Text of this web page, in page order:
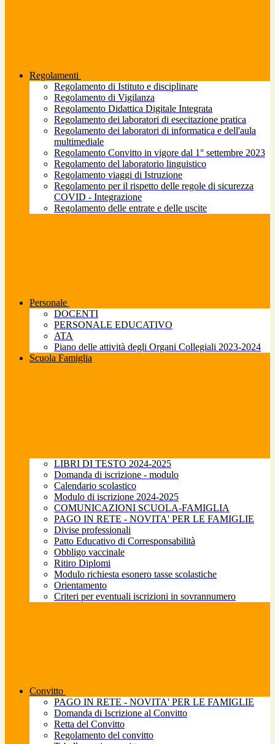
Regolamenti
Regolamento di Istituto e disciplinare
Regolamento di Vigilanza
Regolamento Didattica Digitale Integrata
Regolamento dei laboratori di esecitazione pratica
Regolamento dei laboratori di informatica e dell'aula
multimediale
Regolamento Convitto in vigore dal 1° settembre 2023
Regolamento del laboratorio linguistico
Regolamento viaggi di Istruzione
Regolamento per il rispetto delle regole di sicurezza
COVID - Integrazione
Regolamento delle entrate e delle uscite
Personale
DOCENTI
PERSONALE EDUCATIVO
ATA
Piano delle attività degli Organi Collegiali 2023-2024
Scuola Famiglia
LIBRI DI TESTO 2024-2025
Domanda di iscrizione - modulo
Calendario scolastico
Modulo di iscrizione 2024-2025
COMUNICAZIONI SCUOLA-FAMIGLIA
PAGO IN RETE - NOVITA' PER LE FAMIGLIE
Divise professionali
Patto Educativo di Corresponsabilità
Obbligo vaccinale
Ritiro Diplomi
Modulo richiesta esonero tasse scolastiche
Orientamento
Criteri per eventuali iscrizioni in sovrannumero
Convitto
PAGO IN RETE - NOVITA' PER LE FAMIGLIE
Domanda di Iscrizione al Convitto
Retta del Convitto
Regolamento del convitto